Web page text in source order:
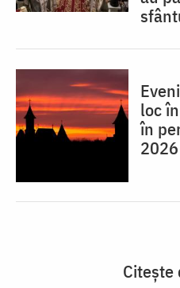
loc
în
2026
Citește